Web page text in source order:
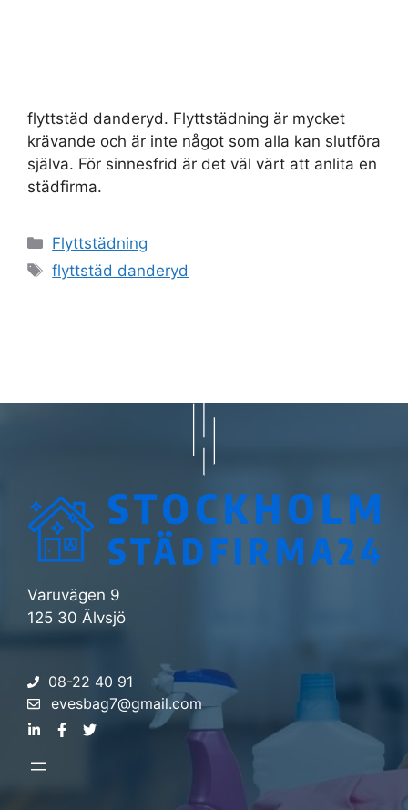
flyttstäd danderyd. Flyttstädning är mycket
krävande och är inte något som alla kan slutföra
själva. För sinnesfrid är det väl värt att anlita en
städfirma.
Kategorier
Flyttstädning
Etiketter
flyttstäd danderyd
Varuvägen 9
125 30 Älvsjö
08-22 40 91
evesbag7@gmail.com